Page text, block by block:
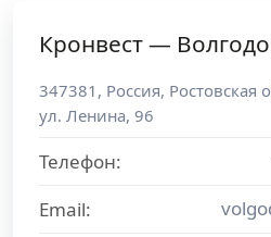
Кронвест —
347381 , Россия, Ростовская
ул. Ленина, 96
Телефон:
Email: